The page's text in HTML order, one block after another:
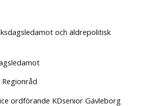
och äldrepolitisk
Regionråd
ordförande KDsenior Gävleborg